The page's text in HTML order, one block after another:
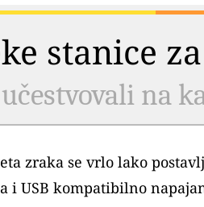
stanice
na
zraka se vrlo lako
i USB kompatibilno